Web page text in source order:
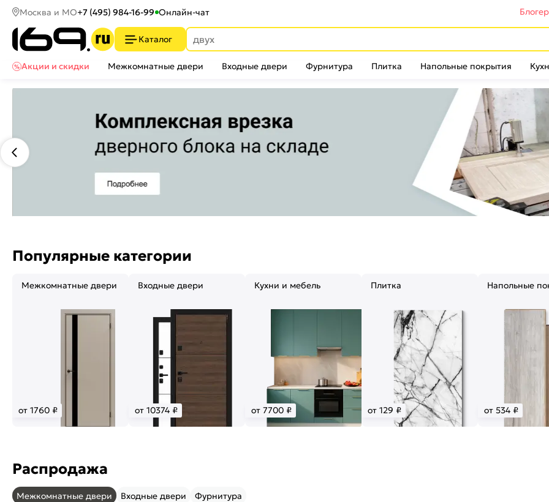
Москва и МО+7 (495) 984-16-99 Онлайн-чат
Каталог
Акции и скидки
Межкомнатные двери Входные двери Фурнитура Плитка Напольные покрытия
Популярные категории
Межкомнатные двери
от 1760 ₽
Входные двери
от 10374 ₽
Кухни и мебель
от 7700 ₽
Плитка
от 129 ₽
Напольные
от 534 ₽
Распродажа
Межкомнатные двери Входные двери Фурнитура